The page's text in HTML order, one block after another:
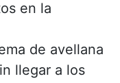
en la
de avellana
llegar a los